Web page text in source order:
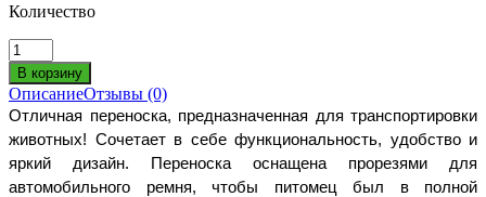
Количество
ОписаниеОтзывы (0)
Отличная переноска, предназначенная для транспортировки
животных! Сочетает в себе функциональность, удобство и
яркий дизайн. Переноска оснащена прорезями для
автомобильного ремня, чтобы питомец был в полной